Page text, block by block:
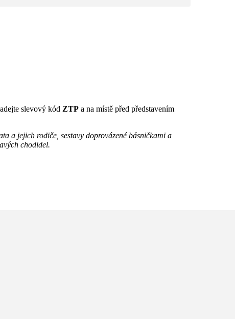
slevový kód ZTP a na místě před představením
a jejich rodiče, sestavy doprovázené básničkami a
chodidel.